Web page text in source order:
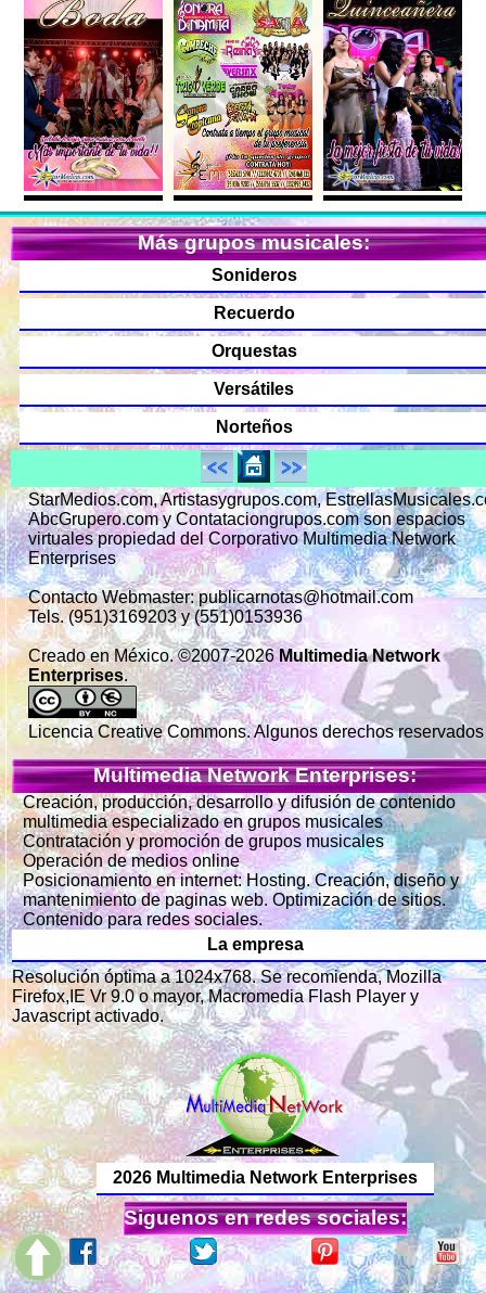
Más grupos musicales:
Sonideros
Recuerdo
Orquestas
Versátiles
Norteños
StarMedios.com, Artistasygrupos.com,
AbcGrupero.com y Contataciongrupos.com son espacios
virtuales propiedad del Corporativo Multimedia Network
Enterprises
Contacto Webmaster: publicarnotas@hotmail.com
Tels. (951)3169203 y (551)0153936
Creado en México. ©2007-2026 Multimedia Network
Enterprises.
Licencia Creative Commons. Algunos derechos reservados
Multimedia Network Enterprises:
Creación, producción, desarrollo y difusión de contenido
multimedia especializado en grupos musicales
Contratación y promoción de grupos musicales
Operación de medios online
Posicionamiento en internet: Hosting. Creación, diseño y
mantenimiento de paginas web. Optimización de sitios.
Contenido para redes sociales.
La empresa
Resolución óptima a 1024x768. Se recomienda, Mozilla
Firefox,IE Vr 9.0 o mayor, Macromedia Flash Player y
Javascript activado.
2026 Multimedia Network Enterprises
Siguenos en redes sociales: